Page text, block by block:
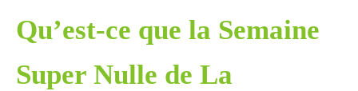
Qu’est-ce que la Semaine
Super Nulle de La